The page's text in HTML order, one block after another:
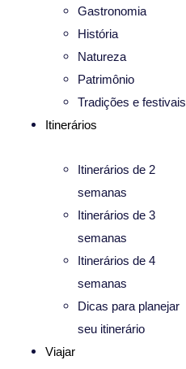
Gastronomia
História
Natureza
Patrimônio
Tradições e festivais
Itinerários
Itinerários de 2
semanas
Itinerários de 3
semanas
Itinerários de 4
semanas
Dicas para planejar
seu itinerário
Viajar